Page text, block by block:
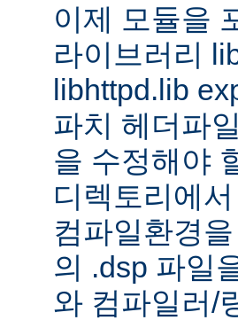
이제 모듈을
라이브러리
libhttpd.lib
파치 헤더파
을 수정해야
디렉토리에
컴파일환경
의 .dsp 파일
와 컴파일러/